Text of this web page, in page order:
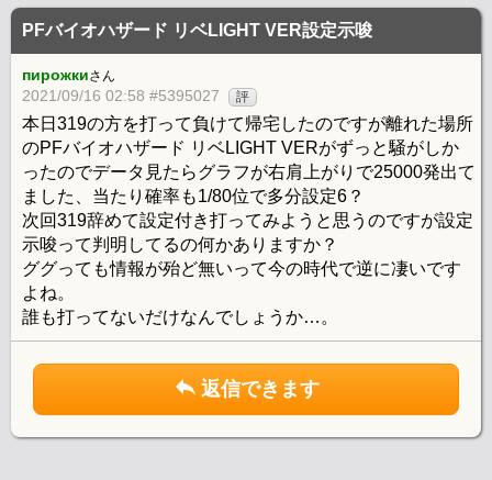
PFバイオハザード リベLIGHT VER設定示唆
пирожкиさん
2021/09/16 02:58 #5395027 評
本日319の方を打って負けて帰宅したのですが離れた場所
のPFバイオハザード リベLIGHT VERがずっと騒がしか
ったのでデータ見たらグラフが右肩上がりで25000発出て
ました、当たり確率も1/80位で多分設定6？
次回319辞めて設定付き打ってみようと思うのですが設定
示唆って判明してるの何かありますか？
ググっても情報が殆ど無いって今の時代で逆に凄いです
よね。
誰も打ってないだけなんでしょうか…。
返信できます